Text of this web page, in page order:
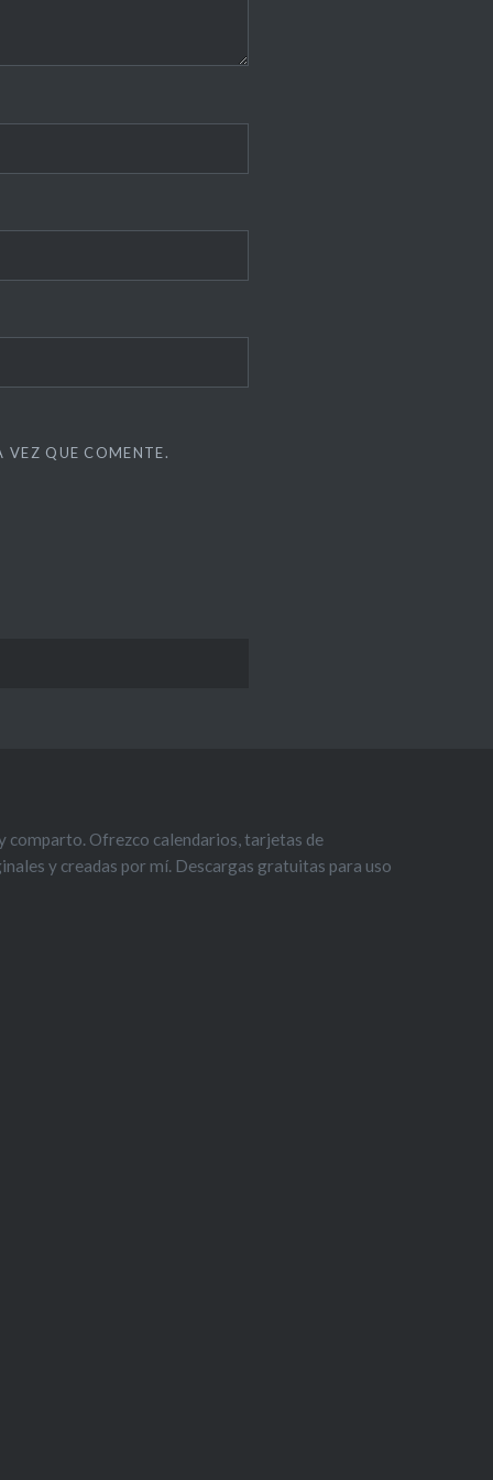
VEZ QUE COMENTE.
comparto. Ofrezco calendarios, tarjetas de
y creadas por mí. Descargas gratuitas para uso